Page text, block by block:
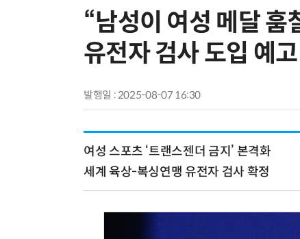
“남성이 여성 메달
유전자 검사 도입 예고
발행일 : 2025-08-07 16:30
여성 스포츠 ‘트랜스젠더 금지’ 본격화
세계 육상-복싱연맹 유전자 검사 확정